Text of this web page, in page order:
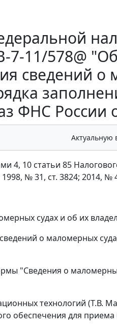
11/578@
сведений о
ФНС России
Актуальную
4, 10 статьи 85
№ 31, ст. 3824; 2014, №
судах и об их
о маломерных
"Сведения о
технологий (Т.В.
обеспечения для